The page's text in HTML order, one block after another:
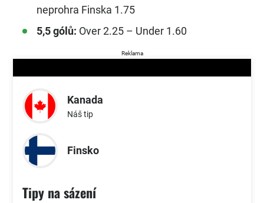
neprohra Finska 1.75
5,5 gólů: Over 2.25 – Under 1.60
Reklama
Kanada
Náš tip
Finsko
Tipy na sázení